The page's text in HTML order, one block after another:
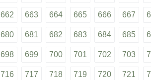
662 663 664 665 666 667
680 681 682 683 684 685
698 699 700 701 702 703
716 717 718 719 720 721